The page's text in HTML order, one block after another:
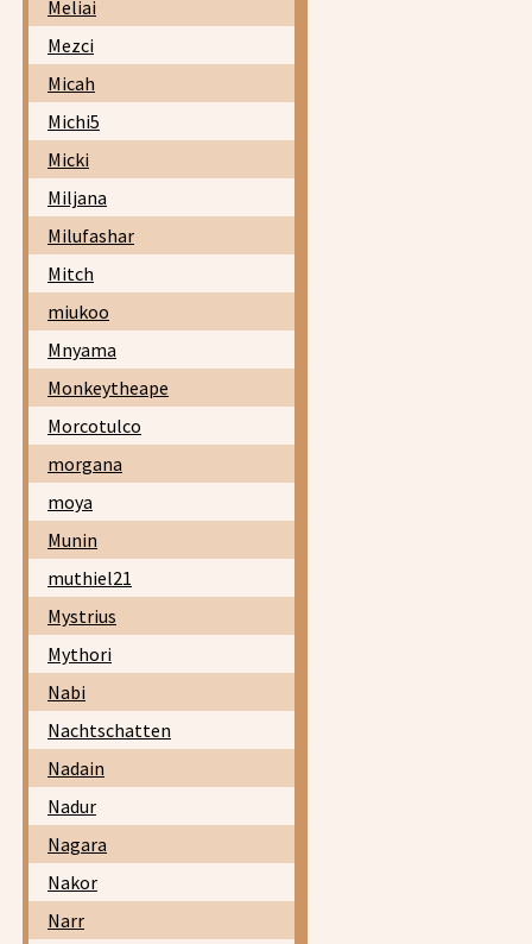
Meliai
Mezci
Micah
Michi5
Micki
Miljana
Milufashar
Mitch
miukoo
Mnyama
Monkeytheape
Morcotulco
morgana
moya
Munin
muthiel21
Mystrius
Mythori
Nabi
Nachtschatten
Nadain
Nadur
Nagara
Nakor
Narr